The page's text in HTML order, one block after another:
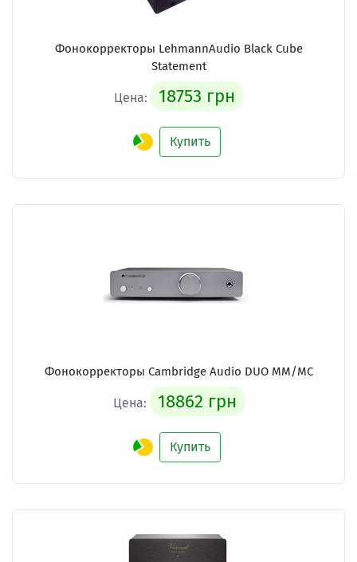
Фонокорректоры LehmannAudio Black Cube
Statement
Цена: 18753 грн
Купить
Фонокорректоры Cambridge Audio DUO MM/MC
Цена: 18862 грн
Купить